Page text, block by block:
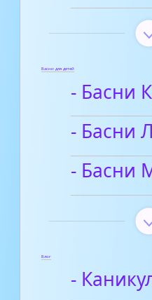
Басни для детей
- Басни
- Басни
- Басни
Блог
-